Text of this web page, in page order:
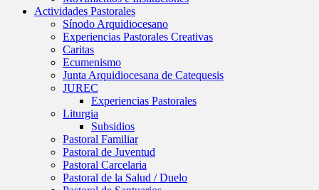
Actividades Pastorales
Sínodo Arquidiocesano
Experiencias Pastorales Creativas
Caritas
Ecumenismo
Junta Arquidiocesana de Catequesis
JUREC
Experiencias Pastorales
Liturgia
Subsidios
Pastoral Familiar
Pastoral de Juventud
Pastoral Carcelaria
Pastoral de la Salud / Duelo